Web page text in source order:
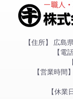
住所
広島
電
営業時間
休業